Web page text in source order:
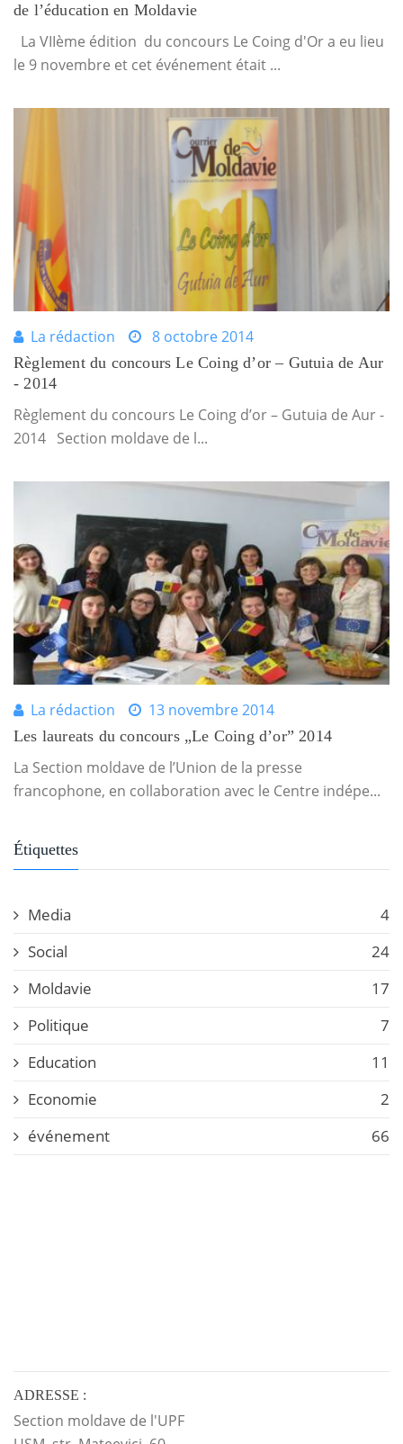
de l’éducation en Moldavie
La VIIème édition du concours Le Coing d'Or a eu lieu
le 9 novembre et cet événement était ...
La rédaction 8 octobre 2014
Règlement du concours Le Coing d’or – Gutuia de Aur
- 2014
Règlement du concours Le Coing d’or – Gutuia de Aur -
2014 Section moldave de l...
La rédaction 13 novembre 2014
Les laureats du concours „Le Coing d’or” 2014
La Section moldave de l’Union de la presse
francophone, en collaboration avec le Centre indépe...
Étiquettes
Media
4
Social
24
Moldavie
17
Politique
7
Education
11
Economie
2
événement
66
ADRESSE :
Section moldave de l'UPF